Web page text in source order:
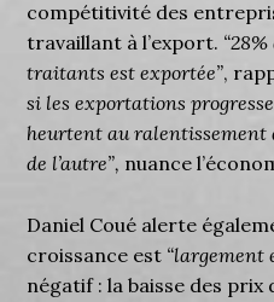
compétitivité des
travaillant à l’export.
traitants est exportée”,
si les exportations
heurtent au ralentissement
de l’autre”, nuance
Daniel Coué alerte
croissance est “largement
négatif : la baisse des